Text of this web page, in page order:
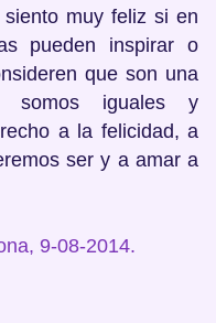
muy feliz si en
pueden inspirar o
que son una
somos iguales y
a la felicidad, a
ser y a amar a
9-08-2014.